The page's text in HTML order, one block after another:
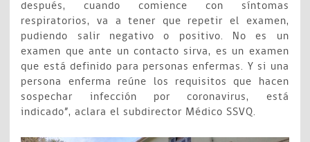
después, cuando comience con síntomas
respiratorios, va a tener que repetir el examen,
pudiendo salir negativo o positivo. No es un
examen que ante un contacto sirva, es un examen
que está definido para personas enfermas. Y si una
persona enferma reúne los requisitos que hacen
sospechar infección por coronavirus, está
indicado”, aclara el subdirector Médico SSVQ.